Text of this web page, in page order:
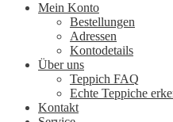
Mein Konto
Bestellungen
Adressen
Kontodetails
Über uns
Teppich FAQ
Echte Teppiche
Kontakt